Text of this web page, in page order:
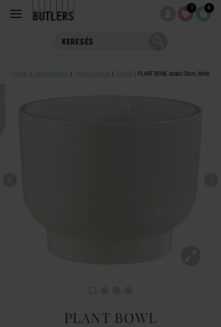
0 0
Főoldal Lakásdekoráció Vázák és kaspók Kaspók PLANT BOWL kaspó 26cm, fehér
PLANT BOWL